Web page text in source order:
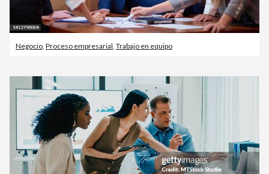
Negocio, Proceso empresarial, Trabajo en equipo